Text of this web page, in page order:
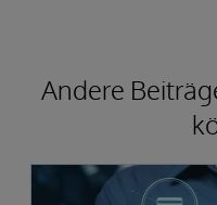
Andere